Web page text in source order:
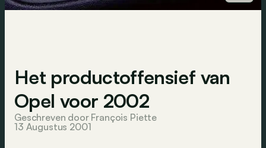
Het productoffensief van
Opel voor 2002
Geschreven door François Piette
13 Augustus 2001